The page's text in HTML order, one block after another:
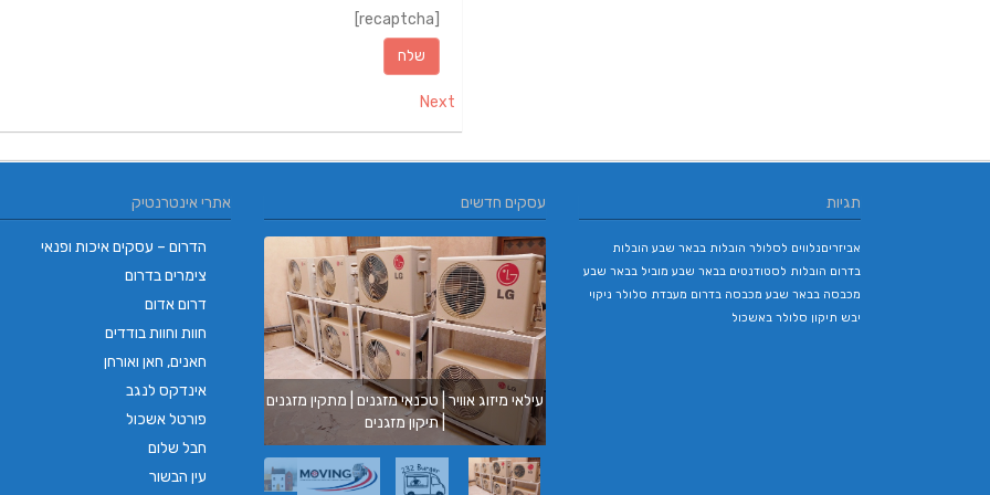
Next
אתרי אינטרנטיק
הדרום – עסקים איכות ופנאי
צימרים בדרום
דרום אדום
חוות וחוות בודדים
חאנים, חאן ואורחן
אינדקס לנגב
פורטל אשכול
חבל שלום
עין הבשור
עסקים חדשים
עילאי מיזוג אוויר | טכנאי מזגנים | מתקין מזגנים
בורגר בר
תפעולי| קלנועית | טוק טוק | בימבה
תגיות
אביזריםנלווים לסלולר הובלות בבאר שבע הובלות
בדרום הובלות לסטודנטים בבאר שבע מוביל בבאר שבע
מכבסה בבאר שבע מכבסה בדרום מעבדת סלולר ניקוי
יבש תיקון סלולר באשכול